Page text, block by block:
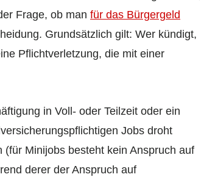
Frage, ob man für das Bürgergeld
Grundsätzlich gilt: Wer kündigt,
Pflichtverletzung, die mit einer
in Voll- oder Teilzeit oder ein
Jobs droht
Minijobs besteht kein Anspruch auf
derer der Anspruch auf